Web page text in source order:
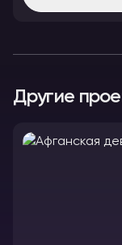
Другие